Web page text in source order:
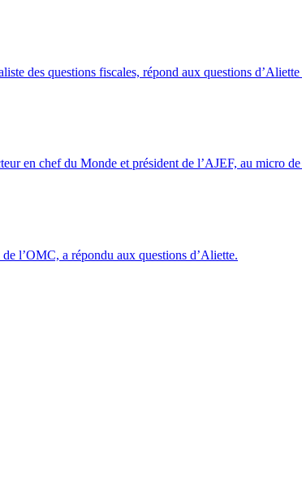
des questions fiscales, répond aux questions
en chef du Monde et président de l’AJEF, au micro de
l’OMC, a répondu aux questions d’Aliette.